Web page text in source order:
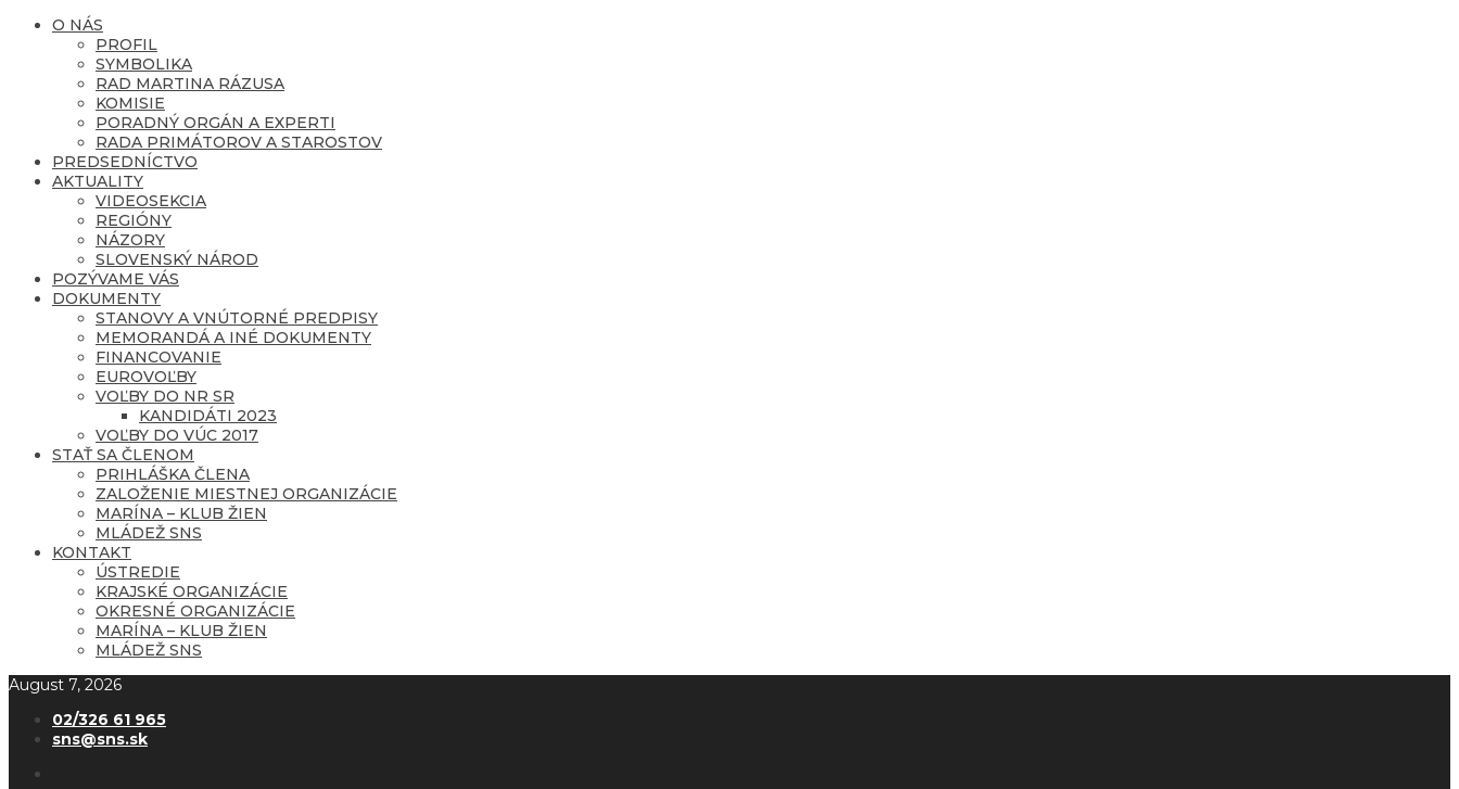
O NÁS
PROFIL
SYMBOLIKA
RAD MARTINA RÁZUSA
KOMISIE
PORADNÝ ORGÁN A EXPERTI
RADA PRIMÁTOROV A STAROSTOV
PREDSEDNÍCTVO
AKTUALITY
VIDEOSEKCIA
REGIÓNY
NÁZORY
SLOVENSKÝ NÁROD
POZÝVAME VÁS
DOKUMENTY
STANOVY A VNÚTORNÉ PREDPISY
MEMORANDÁ A INÉ DOKUMENTY
FINANCOVANIE
EUROVOĽBY
VOĽBY DO NR SR
KANDIDÁTI 2023
VOĽBY DO VÚC 2017
STAŤ SA ČLENOM
PRIHLÁŠKA ČLENA
ZALOŽENIE MIESTNEJ ORGANIZÁCIE
MARÍNA – KLUB ŽIEN
MLÁDEŽ SNS
KONTAKT
ÚSTREDIE
KRAJSKÉ ORGANIZÁCIE
OKRESNÉ ORGANIZÁCIE
MARÍNA – KLUB ŽIEN
MLÁDEŽ SNS
August 7, 2026
02/326 61 965
sns@sns.sk